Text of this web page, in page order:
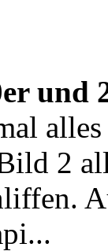
und
alles
2